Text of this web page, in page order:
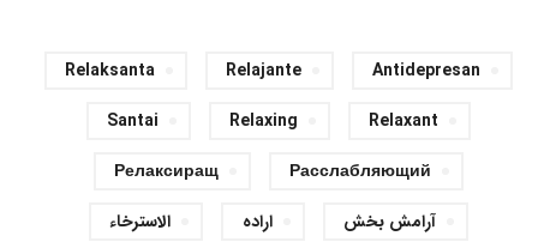
Antidepresan
Relajante
Relaksanta
Relaxant
Relaxing
Santai
Расслабляющий
Релаксиращ
آرامش بخش
اراده
الاسترخاء